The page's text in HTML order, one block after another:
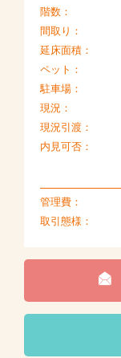
階数：
間取り：
延床面積：
ペット：
駐車場：
現況：
現況引渡：
内見可否：
管理費：
取引態様：